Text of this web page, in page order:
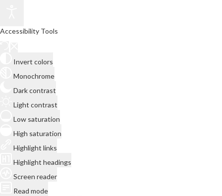
Accessibility Tools
Invert colors
Monochrome
Dark contrast
Light contrast
Low saturation
High saturation
Highlight links
Highlight headings
Screen reader
Read mode